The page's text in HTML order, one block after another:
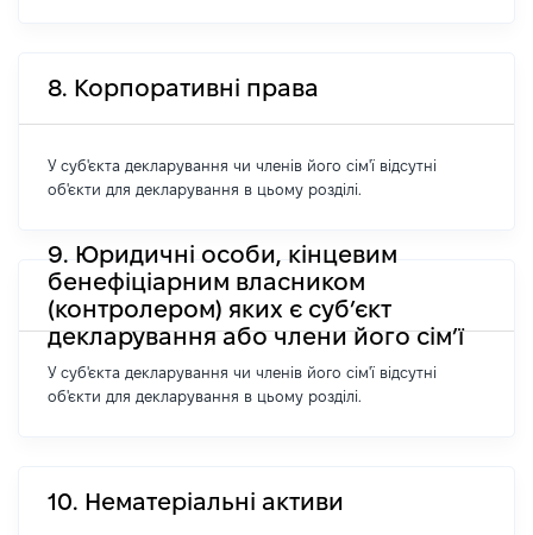
8. Корпоративні права
У суб'єкта декларування чи членів його сім'ї відсутні
об'єкти для декларування в цьому розділі.
9. Юридичні особи, кінцевим
бенефіціарним власником
(контролером) яких є суб’єкт
декларування або члени його сім’ї
У суб'єкта декларування чи членів його сім'ї відсутні
об'єкти для декларування в цьому розділі.
10. Нематеріальні активи